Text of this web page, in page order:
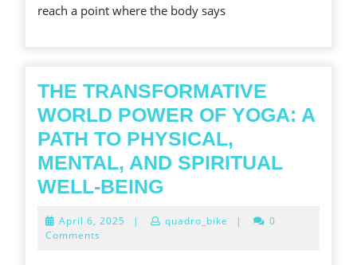
LIMITS
reach a point where the body says
THE TRANSFORMATIVE
WORLD POWER OF YOGA: A
PATH TO PHYSICAL,
MENTAL, AND SPIRITUAL
WELL-BEING
WORLD
April 6, 2025 April
| quadro_bike |
0
Comments